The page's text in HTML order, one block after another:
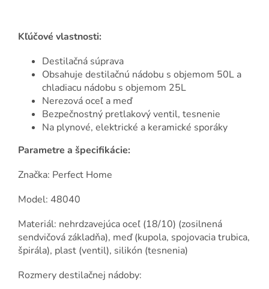
Kľúčové vlastnosti:
Destilačná súprava
Obsahuje destilačnú nádobu s objemom 50L a
chladiacu nádobu s objemom 25L
Nerezová oceľ a meď
Bezpečnostný pretlakový ventil, tesnenie
Na plynové, elektrické a keramické sporáky
Parametre a špecifikácie:
Značka: Perfect Home
Model: 48040
Materiál: nehrdzavejúca oceľ (18/10) (zosilnená
sendvičová základňa), meď (kupola, spojovacia trubica,
špirála), plast (ventil), silikón (tesnenia)
Rozmery destilačnej nádoby: